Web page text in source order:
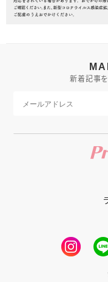
新着記事